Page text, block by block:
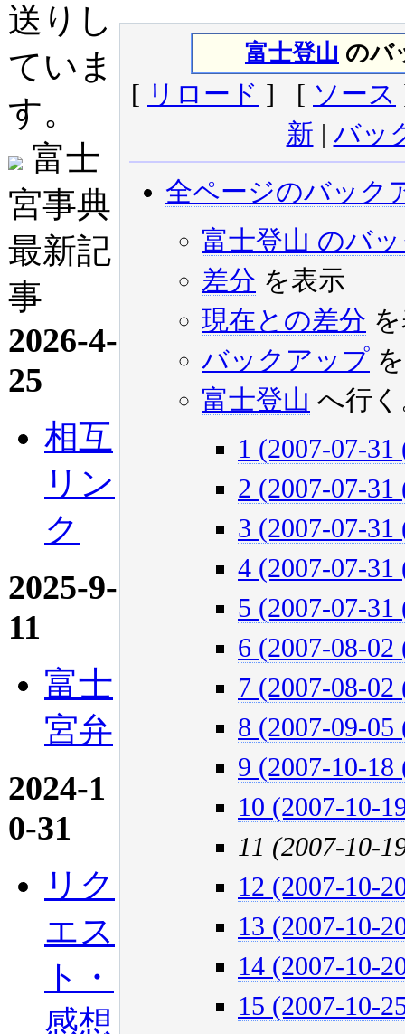
送りし
ていま
す。
富士
宮事典
最新記
事
2026-4-
25
相互
リン
ク
2025-9-
11
富士
宮弁
2024-1
0-31
リク
エス
ト・
感想
富士登山 のバ
[ リロード ] [ ソース
新 | バッ
全ページのバック
富士登山 のバ
差分 を表示
現在との差分
バックアップ
富士登山 へ行
1 (2007-07-
2 (2007-07-
3 (2007-07-
4 (2007-07-31
5 (2007-07-
6 (2007-08-
7 (2007-08-
8 (2007-09-
9 (2007-10-
10 (2007-10-
11 (2007-10-
12 (2007-10-
13 (2007-10-
14 (2007-10-
15 (2007-10-